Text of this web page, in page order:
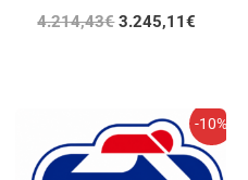
4.214,43€ 3.245,11€
-10%
precio
original
El
precio
actual